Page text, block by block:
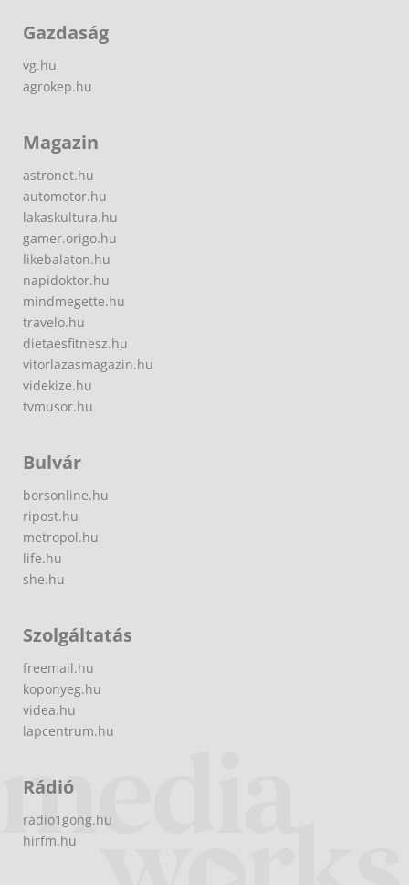
Gazdaság
vg.hu
agrokep.hu
Magazin
astronet.hu
automotor.hu
lakaskultura.hu
gamer.origo.hu
likebalaton.hu
napidoktor.hu
mindmegette.hu
travelo.hu
dietaesfitnesz.hu
vitorlazasmagazin.hu
videkize.hu
tvmusor.hu
Bulvár
borsonline.hu
ripost.hu
metropol.hu
life.hu
she.hu
Szolgáltatás
freemail.hu
koponyeg.hu
videa.hu
lapcentrum.hu
Rádió
radio1gong.hu
hirfm.hu